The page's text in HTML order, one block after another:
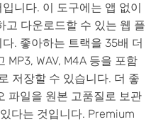
니다. 이 도구에는 앱 없이
다운로드할 수 있는 웹 플
. 좋아하는 트랙을 35배 더
MP3, WAV, M4A 등을 포함
저장할 수 있습니다. 더 좋
파일을 원본 고품질로 보관
다는 것입니다. Premium